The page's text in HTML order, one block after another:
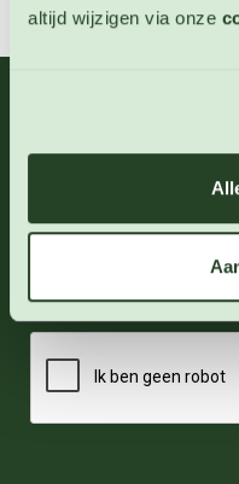
altijd wijzigen via onze
Schrijf u in